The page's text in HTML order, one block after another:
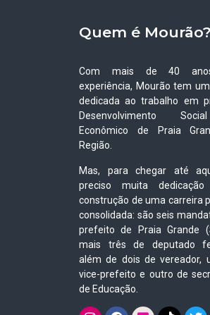
Quem é Mourão?
Com mais de 40
experiência, Mourão tem
dedicada ao trabalho em
Desenvolvimento
Econômico de Praia
Região.
Mas, para chegar até
preciso muita
construção de uma carreira
consolidada: são seis
prefeito de Praia Grande
mais três de deputado
além de dois de vereador,
vice-prefeito e outro de
de Educação.